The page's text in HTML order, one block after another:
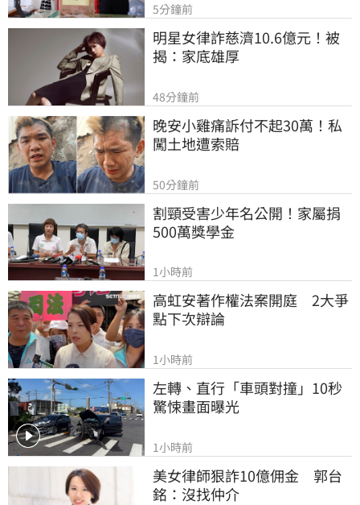
5分鐘前
明星女律詐慈濟10.6億元！被
揭：家底雄厚
48分鐘前
晚安小雞痛訴付不起30萬！私
闖土地遭索賠
50分鐘前
割頸受害少年名公開！家屬捐
500萬獎學金
1小時前
高虹安著作權法案開庭　2大爭
點下次辯論
1小時前
左轉、直行「車頭對撞」10秒
驚悚畫面曝光
1小時前
美女律師狠詐10億佣金　郭台
銘：沒找仲介